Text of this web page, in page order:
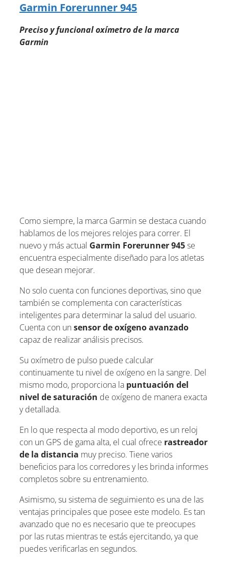
Garmin Forerunner 945
Preciso y funcional oxímetro de la marca
Garmin
Como siempre, la marca Garmin se destaca cuando
hablamos de los mejores relojes para correr. El
nuevo y más actual Garmin Forerunner 945se
encuentra especialmente diseñado para los atletas
que desean mejorar.
No solo cuenta con funciones deportivas, sino que
también se complementa con características
inteligentes para determinar la salud del usuario.
Cuenta con unsensor de oxígeno avanzado
capaz de realizar análisis precisos.
Su oxímetro de pulso puede calcular
continuamente tu nivel de oxígeno en la sangre. Del
mismo modo, proporciona la puntuación del
nivel de saturación de oxígeno de manera exacta
y detallada.
En lo que respecta al modo deportivo, es un reloj
con un GPS de gama alta, el cual ofrece rastreador
de la distancia muy preciso. Tiene varios
beneficios para los corredores y les brinda informes
completos sobre su entrenamiento.
Asimismo, su sistema de seguimiento es una de las
ventajas principales que posee este modelo. Es tan
avanzado que no es necesario que te preocupes
por las rutas mientras te estás ejercitando, ya que
puedes verificarlas en segundos.